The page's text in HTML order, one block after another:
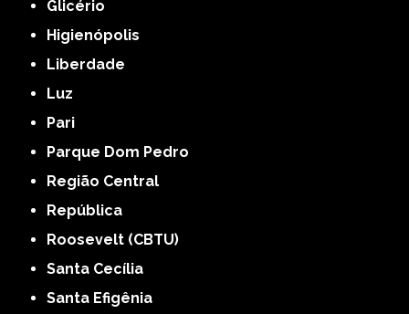
Glicério
Higienópolis
Liberdade
Luz
Pari
Parque Dom Pedro
Região Central
República
Roosevelt (CBTU)
Santa Cecília
Santa Efigênia